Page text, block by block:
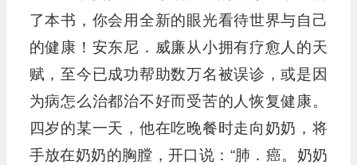
了本书，你会用全新的眼光看待世界与自己
的健康！安东尼．威廉从小拥有疗愈人的天
赋，至今已成功帮助数万名被误诊，或是因
为病怎么治都治不好而受苦的人恢复健康。
四岁的某一天，他在吃晚餐时走向奶奶，将
手放在奶奶的胸膛，开口说：“肺．癌。奶奶